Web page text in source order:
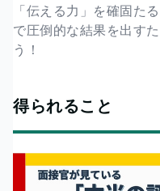
「伝える力」を確固た
で圧倒的な結果を出す
う！
得られること